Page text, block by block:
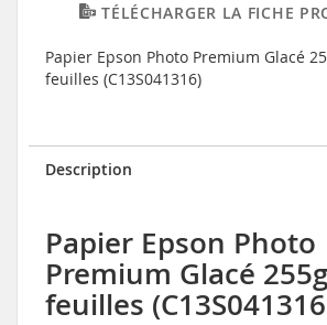
TÉLÉCHARGER LA FICHE
Papier Epson Photo Premium Glacé
feuilles (C13S041316)
Description
Papier Epson Photo
Premium Glacé
feuilles